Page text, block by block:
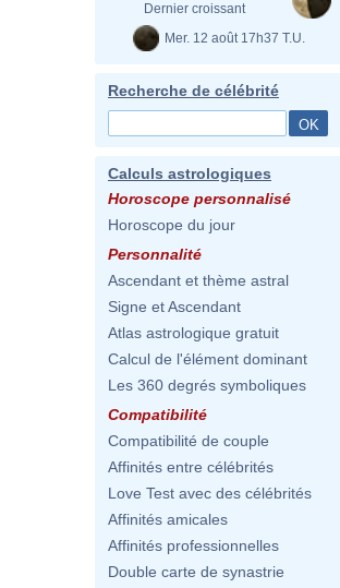
Dernier croissant
Mer. 12 août 17h37 T.U.
Recherche de célébrité
Calculs astrologiques
Horoscope personnalisé
Horoscope du jour
Personnalité
Ascendant et thème astral
Signe et Ascendant
Atlas astrologique gratuit
Calcul de l'élément dominant
Les 360 degrés symboliques
Compatibilité
Compatibilité de couple
Affinités entre célébrités
Love Test avec des célébrités
Affinités amicales
Affinités professionnelles
Double carte de synastrie